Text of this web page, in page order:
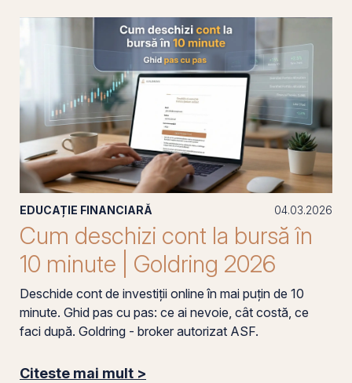
EDUCAȚIE FINANCIARĂ 04.03.2026
Cum deschizi cont la bursă în
10 minute | Goldring 2026
Deschide cont de investiții online în mai puțin de 10
minute. Ghid pas cu pas: ce ai nevoie, cât costă, ce
faci după. Goldring - broker autorizat ASF.
Citeste mai mult >